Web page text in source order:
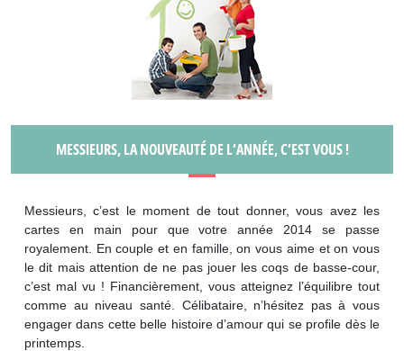
MESSIEURS, LA NOUVEAUTÉ DE L’ANNÉE, C’EST VOUS !
Messieurs, c’est le moment de tout donner, vous avez les
cartes en main pour que votre année 2014 se passe
royalement. En couple et en famille, on vous aime et on vous
le dit mais attention de ne pas jouer les coqs de basse-cour,
c’est mal vu ! Financièrement, vous atteignez l’équilibre tout
comme au niveau santé. Célibataire, n’hésitez pas à vous
engager dans cette belle histoire d’amour qui se profile dès le
printemps.